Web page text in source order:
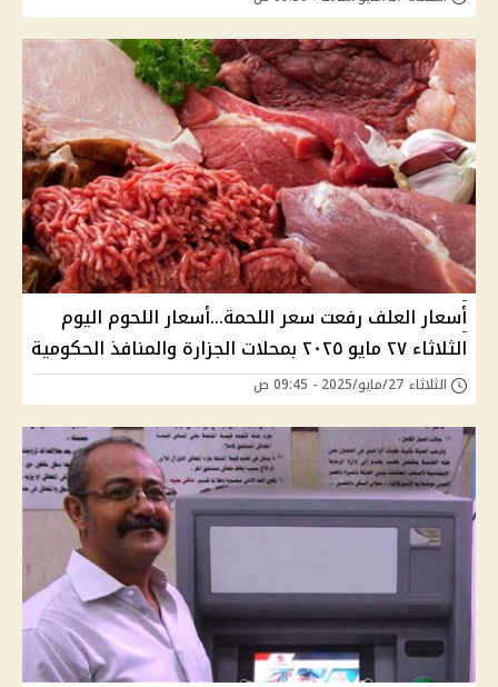
أسعار العلف رفعت سعر اللحمة...أسعار اللحوم اليوم
الثلاثاء ٢٧ مايو ٢٠٢٥ بمحلات الجزارة والمنافذ الحكومية
الثلاثاء 27/مايو/2025 - 09:45 ص